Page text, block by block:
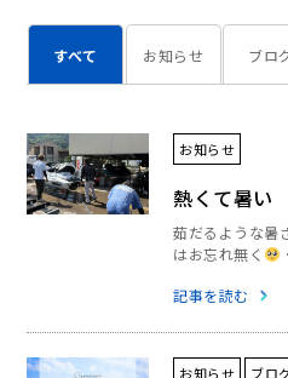
すべて お知らせ ブロ
お知らせ
熱くて暑い
茹だるような暑
はお忘れ無く
記事を読む
お知らせ ブロ